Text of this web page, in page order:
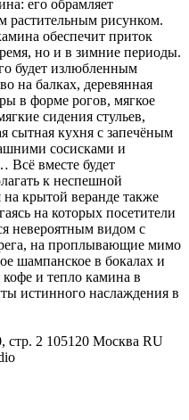
его обрамляет
растительным рисунком.
обеспечит приток
но и в зимние периоды.
будет излюбленным
на балках, деревянная
в форме рогов, мягкое
сидения стульев,
сытная кухня с запечёным
сосисками и
Всё вместе будет
к неспешной
на крытой веранде также
на которых посетители
невероятным видом с
на проплывающие мимо
шампанское в бокалах и
и тепло камина в
истинного наслаждения в
стр. 2 105120 Москва RU